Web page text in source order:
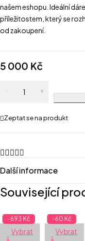
našem eshopu. Ideální
příležitostem, který se
od zakoupení.
5 000 Kč
Zeptat se na produkt
Další informace
Související
-693 Kč
Vybrat
-60 Kč
Vybrat